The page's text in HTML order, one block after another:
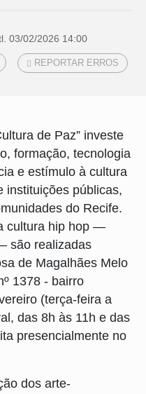
03/02/2026 14:00
REPORTAR ERROS
de Paz” investe
formação, tecnologia
e estímulo à cultura
instituições públicas,
do Recife.
cultura hip hop —
são realizadas
de Magalhães Melo
1378 - bairro
(terça-feira a
das 8h às 11h e das
presencialmente no
dos arte-